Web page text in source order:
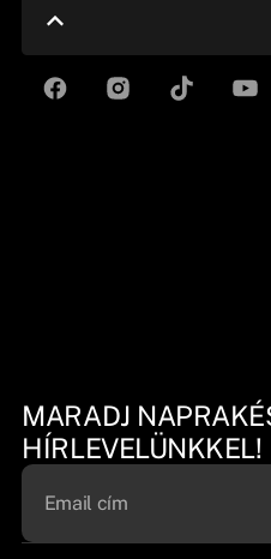
MARADJ
HÍRLEVELÜNKKEL!